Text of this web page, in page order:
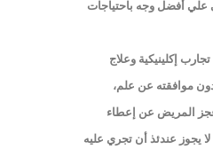
علي أفضل وجه باحتياجات
تجارب إكلينيكية وعلاج
موافقته عن علم،
المريض عن إعطاء
يجوز عندئذ أن تجري عليه